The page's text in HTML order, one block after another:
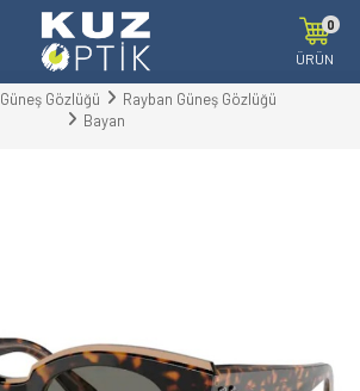
0
ÜRÜN
Güneş Gözlüğü
Rayban Güneş Gözlüğü
Bayan